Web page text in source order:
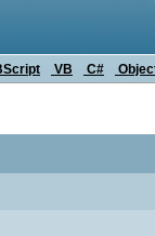
VB C#